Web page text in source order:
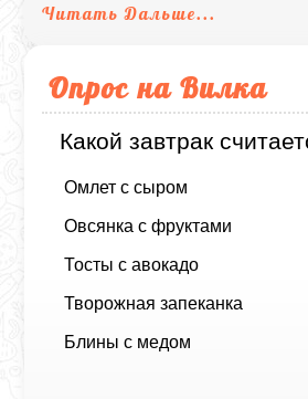
Читать Дальше...
Опрос на Вилка
Какой завтрак
Омлет с сыром
Овсянка с фруктами
Тосты с авокадо
Творожная запеканка
Блины с медом